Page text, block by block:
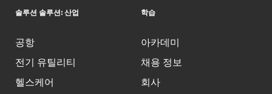
솔루션 솔루션: 산업
공항
전기 유틸리티
헬스케어
학습
아카데미
채용 정보
회사